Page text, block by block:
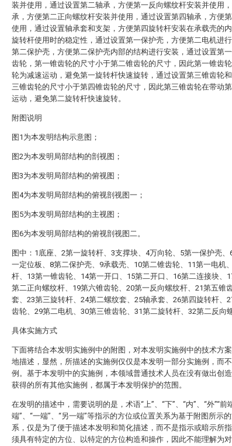
装并使用，通过设置第二轴承，方便第一反向螺纹杆安装并使用
承，方便第二正向螺纹杆安装并使用，通过设置第四轴承，方便
使用，通过设置轴承套和支架，方便第四旋转杆安装在承载壳的
旋转杆使用时的稳定性，通过设置第一保护壳，方便第二电机进
第二保护壳，方便第二保护壳内部的结构进行安装，通过设置第
齿轮，第一锥齿轮的尺寸小于第二锥齿轮的尺寸，因此第一锥齿
轮为减速运动，避免第一旋转杆快速旋转，通过设置第三锥齿轮
三锥齿轮的尺寸小于第四锥齿轮的尺寸，因此第三锥齿轮在带动
运动，避免第二旋转杆快速旋转。
附图说明
图1为本发明结构示意图；
图2为本发明局部结构的剖视图；
图3为本发明局部结构的俯视图；
图4为本发明局部结构的俯视剖视图一；
图5为本发明局部结构的主视图；
图6为本发明局部结构的俯视剖视图二。
图中：1底座、2第一旋转杆、3支撑块、4万向轮、5第一保护壳
一定位板、8第二保护壳、9承载壳、10第二锥齿轮、11第一电机
杆、13第一锥齿轮、14第一开口、15第二开口、16第二连接块、
第二正向螺纹杆、19第六锥齿轮、20第一反向螺纹杆、21第五锥
套、23第三旋转杆、24第二螺纹套、25轴承套、26第四旋转杆、
齿轮、29第二电机、30第三锥齿轮、31第二旋转杆、32第二反向
具体实施方式
下面将结合本发明实施例中的附图，对本发明实施例中的技术方
地描述，显然，所描述的实施例仅仅是本发明一部分实施例，而
例。基于本发明中的实施例，本领域普通技术人员在没有做出创
获得的所有其他实施例，都属于本发明保护的范围。
在发明的描述中，需要说明的是，术语“上”、“下”、“内”、“外”“前
端”、“一端”、“另一端”等指示的方位或位置关系为基于附图所示
系，仅是为了便于描述本发明和简化描述，而不是指示或暗示所
须具有特定的方位、以特定的方位构造和操作，因此不能理解为对